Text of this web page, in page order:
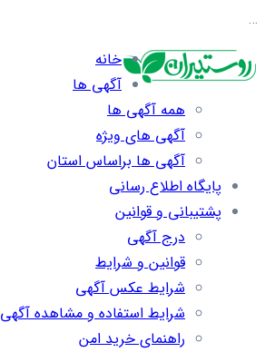
…
خانه
آگهی ها
همه آگهی ها
آگهی های ویژه
آگهی ها براساس استان
پایگاه اطلاع رسانی
پشتیبانی و قوانین
درج آگهی
قوانین و شرایط
شرایط عکس آگهی
شرایط استفاده و مشاهده آگهی
راهنمای خرید امن